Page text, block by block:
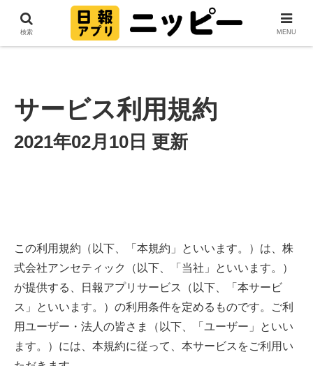
サービス利用規約
2021年02月10日 更新
この利用規約（以下、「本規約」といいます。）は、株
式会社アンセティック（以下、「当社」といいます。）
が提供する、日報アプリサービス（以下、「本サービ
ス」といいます。）の利用条件を定めるものです。ご利
用ユーザー・法人の皆さま（以下、「ユーザー」といい
ます。）には、本規約に従って、本サービスをご利用い
検索 MENU